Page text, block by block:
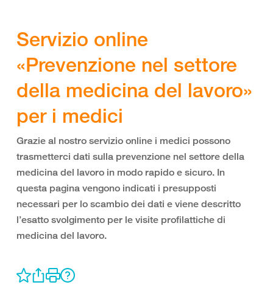
Servizio online
«Prevenzione nel settore
della medicina del lavoro»
per i medici
Grazie al nostro servizio online i medici possono
trasmetterci dati sulla prevenzione nel settore della
medicina del lavoro in modo rapido e sicuro. In
questa pagina vengono indicati i presupposti
necessari per lo scambio dei dati e viene descritto
l’esatto svolgimento per le visite profilattiche di
medicina del lavoro.